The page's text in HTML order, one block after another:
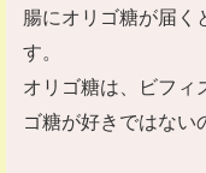
腸にオリゴ糖が届く
す。
オリゴ糖は、ビフィ
ゴ糖が好きではない